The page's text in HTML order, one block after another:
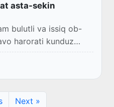
asta-sekin
bulutli va issiq ob-
harorati kunduz
va choʻl hududlarda
tashkil etadi.
Next »